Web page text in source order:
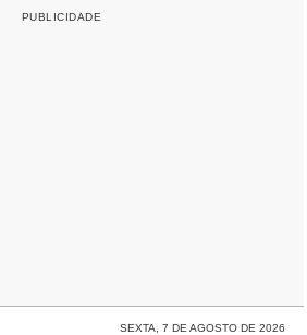
SEXTA, 7 DE AGOSTO DE 2026